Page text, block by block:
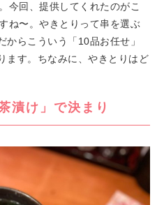
今回、提供してくれたのがこ
ね〜。やきとりって串を選ぶ
らこういう「10品お任せ」
ます。ちなみに、やきとりはど
漬け」で決まり